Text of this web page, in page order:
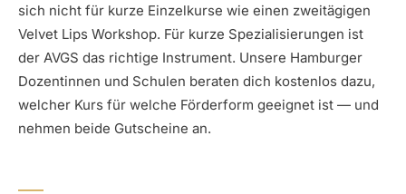
sich nicht für kurze Einzelkurse wie einen zweitägigen
Velvet Lips Workshop. Für kurze Spezialisierungen ist
der AVGS das richtige Instrument. Unsere Hamburger
Dozentinnen und Schulen beraten dich kostenlos dazu,
welcher Kurs für welche Förderform geeignet ist — und
nehmen beide Gutscheine an.